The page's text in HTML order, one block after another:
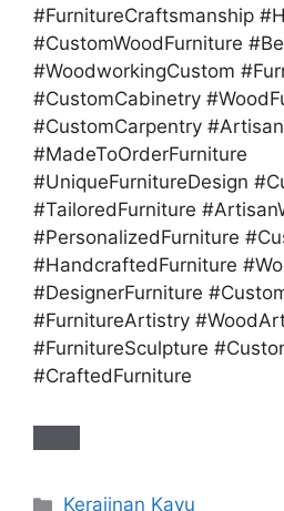
#FurnitureCraftsmanship
#CustomWoodFurniture
#WoodworkingCustom
#CustomCabinetry
#CustomCarpentry
#MadeToOrderFurniture
#UniqueFurnitureDesign
#TailoredFurniture
#PersonalizedFurniture
#HandcraftedFurniture
#DesignerFurniture
#FurnitureArtistry
#FurnitureSculpture
#CraftedFurniture
Categories
Kerajinan Kayu